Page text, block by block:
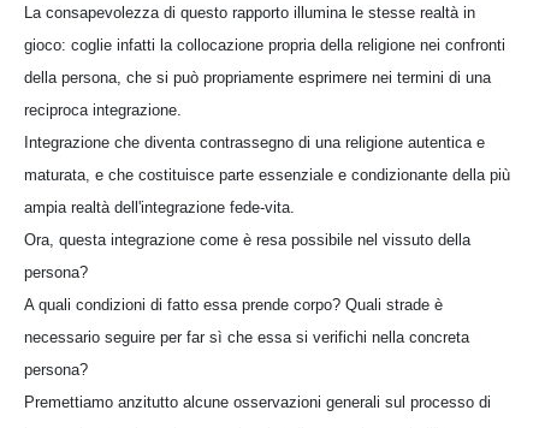
La consapevolezza di questo rapporto illumina le stesse realtà in
gioco: coglie infatti la collocazione propria della religione nei confronti
della persona, che si può propriamente esprimere nei termini di una
reciproca integrazione.
Integrazione che diventa contrassegno di una religione autentica e
maturata, e che costituisce parte essenziale e condizionante della più
ampia realtà dell'integrazione fede-vita.
Ora, questa integrazione come è resa possibile nel vissuto della
persona?
A quali condizioni di fatto essa prende corpo? Quali strade è
necessario seguire per far sì che essa si verifichi nella concreta
persona?
Premettiamo anzitutto alcune osservazioni generali sul processo di